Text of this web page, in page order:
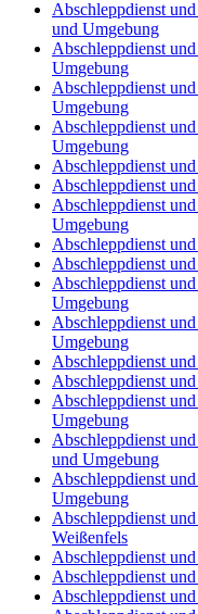
Abschleppdienst
und Umgebung
Abschleppdienst
Umgebung
Abschleppdienst
Umgebung
Abschleppdienst
Umgebung
Abschleppdienst
Abschleppdienst
Abschleppdienst
Umgebung
Abschleppdienst
Abschleppdienst
Abschleppdienst
Umgebung
Abschleppdienst
Umgebung
Abschleppdienst
Abschleppdienst
Abschleppdienst
Umgebung
Abschleppdienst
und Umgebung
Abschleppdienst
Umgebung
Abschleppdienst
Weißenfels
Abschleppdienst
Abschleppdienst
Abschleppdienst